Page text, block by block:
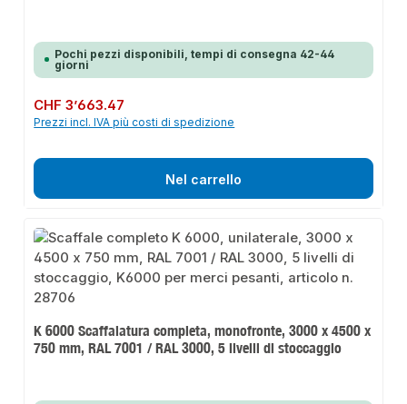
Pochi pezzi disponibili, tempi di consegna 42-44
giorni
Prezzo normale:
CHF 3’663.47
Prezzi incl. IVA più costi di spedizione
Nel carrello
K 6000 Scaffalatura completa, monofronte, 3000 x 4500 x
750 mm, RAL 7001 / RAL 3000, 5 livelli di stoccaggio